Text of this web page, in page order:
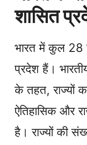
शासित
भारत में कुल 28
प्रदेश हैं।
के तहत, राज्यों
ऐतिहासिक और
है। राज्यों की